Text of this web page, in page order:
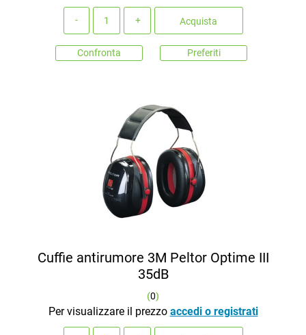
Acquista
Confronta Preferiti
Cuffie antirumore 3M Peltor Optime III
35dB
(0)
Per visualizzare il prezzo accedi o registrati